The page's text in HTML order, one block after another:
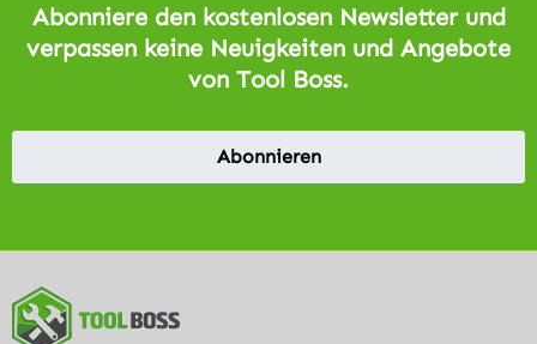
Abonniere den kostenlosen Newsletter und
verpassen keine Neuigkeiten und Angebote
von Tool Boss.
Abonnieren